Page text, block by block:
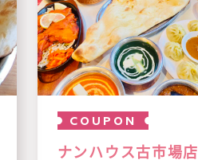
COUPON
ナンハウス古市場店